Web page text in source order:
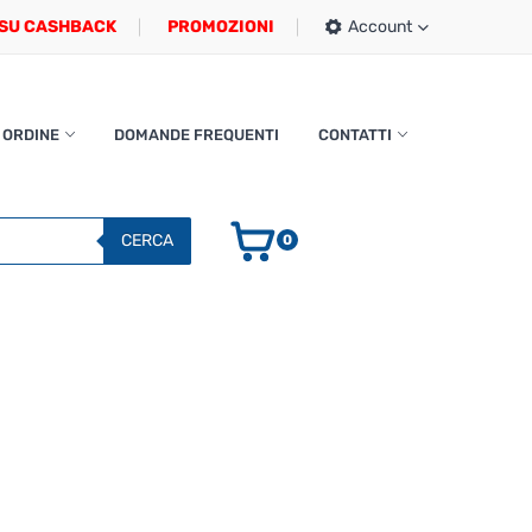
CASHBACK PROMOZIONI Account
DOMANDE FREQUENTI CONTATTI
CERCA 0